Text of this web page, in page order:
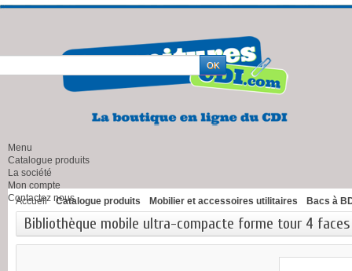
Menu
Catalogue produits
La société
Mon compte
Contactez nous
Accueil Catalogue produits Mobilier et accessoires utilitaires Bacs à
Bibliothèque mobile ultra-compacte forme tour 4